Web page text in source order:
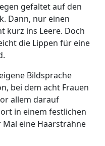
gefaltet auf den
Dann, nur einen
kurz ins Leere. Doch
die Lippen für eine
Bildsprache
bei dem acht Frauen
allem darauf
in einem festlichen
eine Haarsträhne